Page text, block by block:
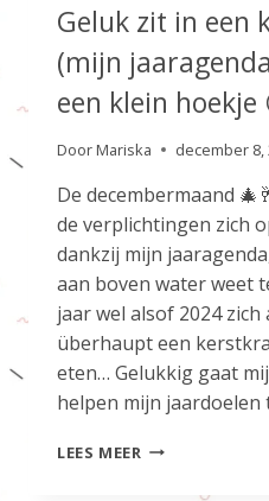
Geluk zit in een
(mijn
een klein hoekje
Door Mariska december 8,
De decembermaand
de verplichtingen zich
dankzij mijn
aan boven water weet
jaar wel alsof 2024
überhaupt een
eten… Gelukkig gaat
helpen mijn jaardoelen
LEES MEER GELUK